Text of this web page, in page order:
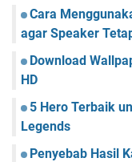
Cara
agar Speaker
Download
HD
5 Hero Terbaik
Legends
Penyebab Hasil